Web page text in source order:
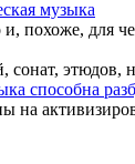
музыка
похоже, для
сонат,
способна